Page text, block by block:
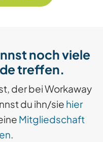
noch viele
treffen.
der bei Workaway
du ihn/sie hier
Mitgliedschaft